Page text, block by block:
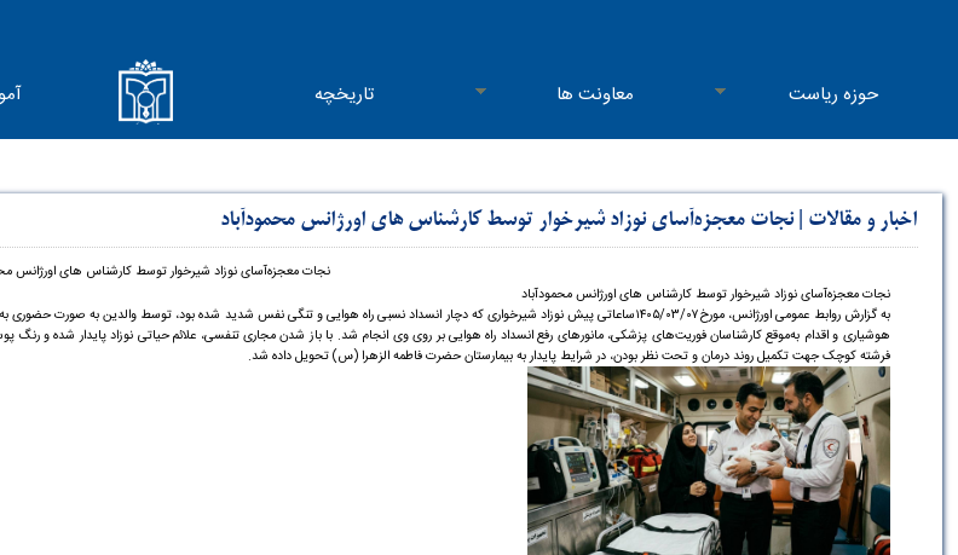
حوزه ریاست معاونت ها تاریخچه
اخبار و مقالات |نجات معجزه‌آسای نوزاد شیرخوار توسط کارشناس های اورژانس محمودآباد
نجات معجزه‌آسای نوزاد شیرخوار توسط کارشناس های اورژانس
نجات معجزه‌آسای نوزاد شیرخوار توسط کارشناس های اورژانس محمودآباد
به گزارش روابط عمومی اورژانس، مورخ۱۴۰۵/۰۳/۰۷ساعاتی پیش نوزاد شیرخواری که دچار انسداد نسبی راه هوایی و تنگی نفس شدید شده بود، توسط
هوشیاری و اقدام به‌موقع کارشناسان فوریت‌های پزشکی، مانورهای رفع انسداد راه هوایی بر روی وی انجام شد. با باز شدن مجاری تنفسی، علائم حیاتی نوزاد پایدار
فرشته کوچک جهت تکمیل روند درمان و تحت نظر بودن، در شرایط پایدار به بیمارستان حضرت فاطمه الزهرا (س) تحویل داده شد.